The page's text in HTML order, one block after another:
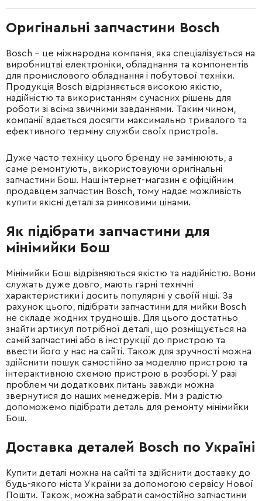
Оригінальні запчастини Bosch
Bosch – це міжнародна компанія, яка спеціалізується на
виробництві електроніки, обладнання та компонентів
для промислового обладнання і побутової техніки.
Продукція Bosch відрізняється високою якістю,
надійністю та використанням сучасних рішень для
роботи зі всіма звичними завданнями. Таким чином,
компанії вдається досягти максимально тривалого та
ефективного терміну служби своїх пристроїв.
Дуже часто техніку цього бренду не замінюють, а
саме ремонтують, використовуючи оригінальні
запчастини Бош. Наш інтернет-магазин є офіційним
продавцем запчастин Bosch, тому надає можливість
купити якісні деталі за ринковими цінами.
Як підібрати запчастини для
мінімийки Бош
Мінімийки Бош відрізняються якістю та надійністю. Вони
служать дуже довго, мають гарні технічні
характеристики і досить популярні у своїй ніші. За
рахунок цього, підібрати запчастини для мийки Bosch
не складе жодних труднощів. Для цього достатньо
знайти артикул потрібної деталі, що розміщується на
самій запчастині або в інструкції до пристрою та
ввести його у нас на сайті. Також для зручності можна
здійснити пошук самостійно за моделлю пристрою та
інтерактивною схемою пристрою в розборі. У разі
проблем чи додаткових питань завжди можна
звернутися до наших менеджерів. Ми з радістю
допоможемо підібрати деталь для ремонту мінімийки
Бош.
Доставка деталей Bosch по Україні
Купити деталі можна на сайті та здійснити доставку до
будь-якого міста України за допомогою сервісу Нової
Пошти. Також, можна забрати самостійно запчастини